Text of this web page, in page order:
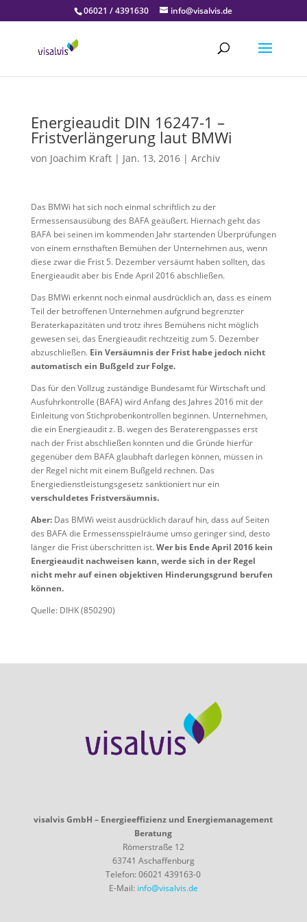
06021 / 4391630 info@visalvis.de
Energieaudit DIN 16247-1 –
Fristverlängerung laut BMWi
von Joachim Kraft| Jan. 13, 2016| Archiv
Das BMWi hat sich noch einmal schriftlich zu der
Ermessensausübung des BAFA geäußert. Hiernach geht das
BAFA bei seinen im kommenden Jahr startenden Überprüfungen
von einem ernsthaften Bemühen der Unternehmen aus, wenn
diese zwar die Frist 5. Dezember versäumt haben sollten, das
Energieaudit aber bis Ende April 2016 abschließen.
Das BMWi erkennt noch einmal ausdrücklich an, dass es einem
Teil der betroffenen Unternehmen aufgrund begrenzter
Beraterkapazitäten und trotz ihres Bemühens nicht möglich
gewesen sei, das Energieaudit rechtzeitig zum 5. Dezember
abzuschließen. Ein Versäumnis der Frist habe jedoch nicht
automatisch ein Bußgeld zur Folge.
Das für den Vollzug zuständige Bundesamt für Wirtschaft und
Ausfuhrkontrolle (BAFA) wird Anfang des Jahres 2016 mit der
Einleitung von Stichprobenkontrollen beginnen. Unternehmen,
die ein Energieaudit z. B. wegen des Beraterengpasses erst
nach der Frist abschließen konnten und die Gründe hierfür
gegenüber dem BAFA glaubhaft darlegen können, müssen in
der Regel nicht mit einem Bußgeld rechnen. Das
Energiedienstleistungsgesetz sanktioniert nur ein
verschuldetes Fristversäumnis.
Aber:Das BMWi weist ausdrücklich darauf hin, dass auf Seiten
des BAFA die Ermessensspielräume umso geringer sind, desto
länger die Frist überschritten ist.Wer bis Ende April 2016 kein
Energieaudit nachweisen kann, werde sich in der Regel
nicht mehr auf einen objektiven Hinderungsgrund berufen
können.
Quelle: DIHK (850290)
visalvis GmbH – Energieeffizienz und Energiemanagement
Beratung
Römerstraße 12
63741 Aschaffenburg
Telefon: 06021 439163-0
E-Mail: info@visalvis.de